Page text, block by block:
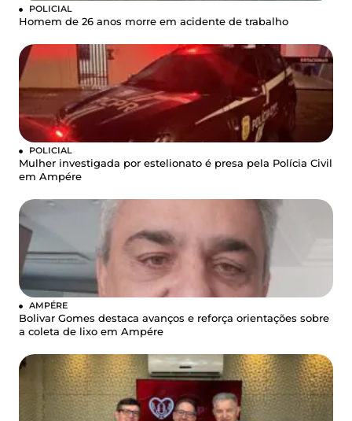
POLICIAL
Homem de 26 anos morre em acidente de trabalho
POLICIAL
Mulher investigada por estelionato é presa pela Polícia Civil
em Ampére
AMPÉRE
Bolivar Gomes destaca avanços e reforça orientações sobre
a coleta de lixo em Ampére